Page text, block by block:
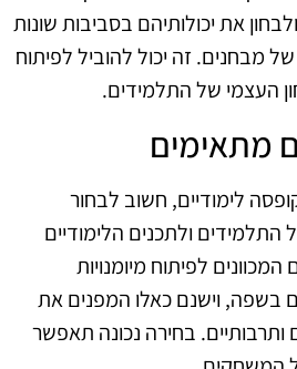
את יכולותיהם בסביבות שונות
מבחנים. זה יכול להוביל לפיתוח
העצמי של התלמידים.
מתאימים
לימודיים, חשוב לבחור
ולתכנים הלימודיים
לפיתוח מיומנויות
בשפה, וישנם כאלו המפנים את
בחירה נכונה תאפשר